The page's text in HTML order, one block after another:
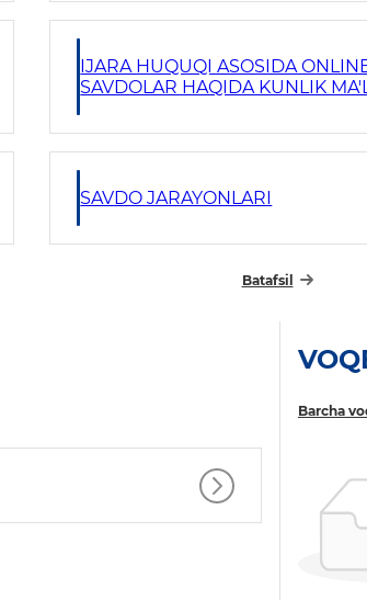
IJARA HUQUQI ASOSIDA
SAVDOLAR HAQIDA KUNLIK
SAVDO JARAYONLARI
Batafsil
Barcha